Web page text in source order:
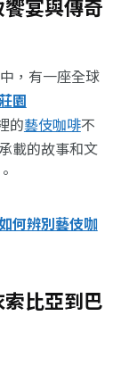
宴與傳奇
，有一座全球
園
的藝伎咖啡不
載的故事和文
何辨別藝伎咖
比亞到巴